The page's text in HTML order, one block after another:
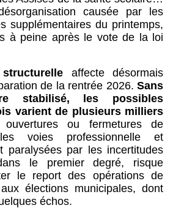
causée par les
supplémentaires du printemps,
à peine après le vote de la loi
affecte désormais
de la rentrée 2026. Sans
stabilisé, les possibles
varient de plusieurs milliers
ou fermetures de
voies professionnelle et
paralysées par les incertitudes
le premier degré, risque
le report des opérations de
élections municipales, dont
échos.